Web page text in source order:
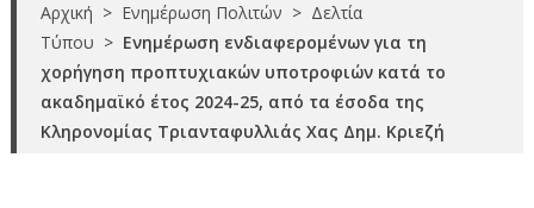
Αρχική > Ενημέρωση Πολιτών > Δελτία
Τύπου > Ενημέρωση ενδιαφερομένων για τη
χορήγηση προπτυχιακών υποτροφιών κατά το
ακαδημαϊκό έτος 2024-25, από τα έσοδα της
Κληρονομίας Τριανταφυλλιάς Χας Δημ. Κριεζή